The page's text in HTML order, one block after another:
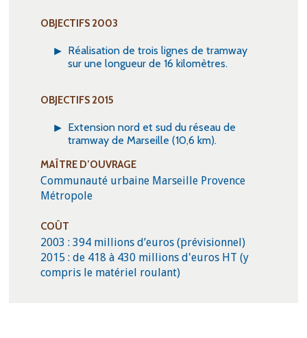
OBJECTIFS 2003
Réalisation de trois lignes de tramway
sur une longueur de 16 kilomètres.
OBJECTIFS 2015
Extension nord et sud du réseau de
tramway de Marseille (10,6 km).
MAÎTRE D’OUVRAGE
Communauté urbaine Marseille Provence
Métropole
COÛT
2003 : 394 millions d’euros (prévisionnel)
2015 : de 418 à 430 millions d'euros HT (y
compris le matériel roulant)